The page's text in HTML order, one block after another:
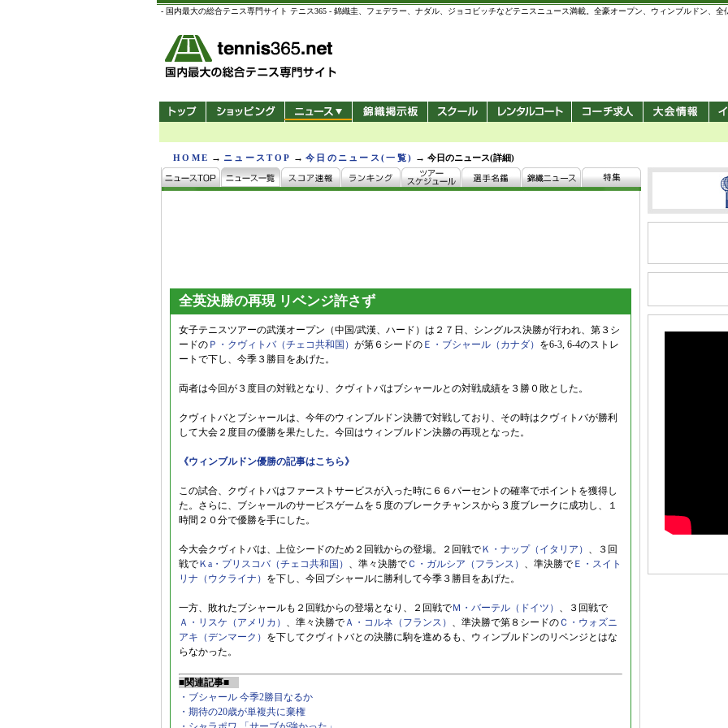
- 国内最大の総合テニス専門サイト テニス365 - 錦織圭、フェデラー、ナダル、ジョコビッチなどテニスニュース満載。全豪オープン、ウィンブルドン、全
HOME → ニュースTOP →今日のニュース(一覧) →今日のニュース(詳細)
全英決勝の再現 リベンジ許さず
女子テニスツアーの武漢オープン（中国/武漢、ハード）は２７日、シングルス決勝が行われ、第３シ
ードの Ｐ・クヴィトバ（チェコ共和国） が第６シードの Ｅ・ブシャール（カナダ） を6-3, 6-4のストレ
ートで下し、今季３勝目をあげた。
両者は今回が３度目の対戦となり、クヴィトバはブシャールとの対戦成績を３勝０敗とした。
クヴィトバとブシャールは、今年のウィンブルドン決勝で対戦しており、その時はクヴィトバが勝利
して大会２度目の優勝を果たした。今回はウィンブルドン決勝の再現となった。
《ウィンブルドン優勝の記事はこちら》
この試合、クヴィトバはファーストサービスが入った時に６６パーセントの確率でポイントを獲得し
た。さらに、ブシャールのサービスゲームを５度のブレークチャンスから３度ブレークに成功し、１
時間２０分で優勝を手にした。
今大会クヴィトバは、上位シードのため２回戦からの登場。２回戦でＫ・ナップ（イタリア） 、３回
戦でＫa・プリスコバ（チェコ共和国） 、準々決勝でＣ・ガルシア（フランス） 、準決勝で Ｅ・スイト
リナ（ウクライナ） を下し、今回ブシャールに勝利して今季３勝目をあげた。
一方、敗れたブシャールも２回戦からの登場となり、２回戦でＭ・バーテル（ドイツ） 、３回戦で
Ａ・リスケ（アメリカ） 、準々決勝でＡ・コルネ（フランス） 、準決勝で第８シードのＣ・ウォズニ
アキ（デンマーク） を下してクヴィトバとの決勝に駒を進めるも、ウィンブルドンのリベンジとはな
らなかった。
■関連記事■
・ブシャール 今季2勝目なるか
・期待の20歳が単複共に棄権